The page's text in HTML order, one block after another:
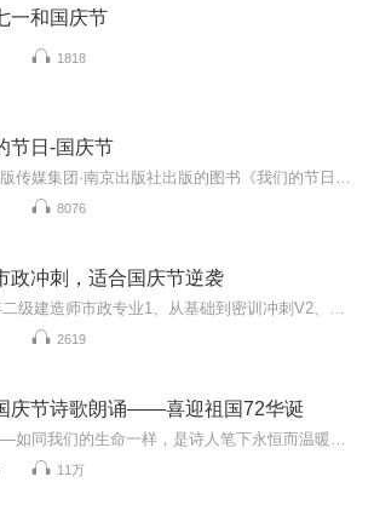
一和国庆节
1818
节日-国庆节
8076
政冲刺，适合国庆节逆袭
2619
庆节诗歌朗诵——喜迎祖国72华诞
11万